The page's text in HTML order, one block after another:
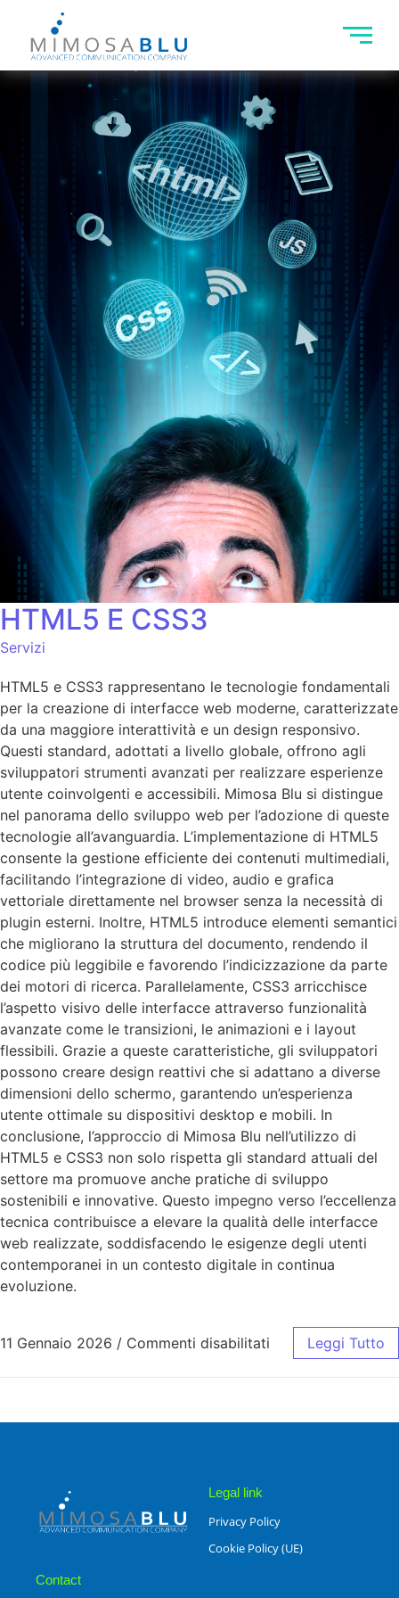
HTML5 E CSS3
Servizi
HTML5 e CSS3 rappresentano le tecnologie fondamentali
per la creazione di interfacce web moderne, caratterizzate
da una maggiore interattività e un design responsivo.
Questi standard, adottati a livello globale, offrono agli
sviluppatori strumenti avanzati per realizzare esperienze
utente coinvolgenti e accessibili. Mimosa Blu si distingue
nel panorama dello sviluppo web per l’adozione di queste
tecnologie all’avanguardia. L’implementazione di HTML5
consente la gestione efficiente dei contenuti multimediali,
facilitando l’integrazione di video, audio e grafica
vettoriale direttamente nel browser senza la necessità di
plugin esterni. Inoltre, HTML5 introduce elementi semantici
che migliorano la struttura del documento, rendendo il
codice più leggibile e favorendo l’indicizzazione da parte
dei motori di ricerca. Parallelamente, CSS3 arricchisce
l’aspetto visivo delle interfacce attraverso funzionalità
avanzate come le transizioni, le animazioni e i layout
flessibili. Grazie a queste caratteristiche, gli sviluppatori
possono creare design reattivi che si adattano a diverse
dimensioni dello schermo, garantendo un’esperienza
utente ottimale su dispositivi desktop e mobili. In
conclusione, l’approccio di Mimosa Blu nell’utilizzo di
HTML5 e CSS3 non solo rispetta gli standard attuali del
settore ma promuove anche pratiche di sviluppo
sostenibili e innovative. Questo impegno verso l’eccellenza
tecnica contribuisce a elevare la qualità delle interfacce
web realizzate, soddisfacendo le esigenze degli utenti
contemporanei in un contesto digitale in continua
evoluzione.
11 Gennaio 2026 / Commenti disabilitati Leggi Tutto
Legal link
Privacy Policy
Cookie Policy (UE)
Contact